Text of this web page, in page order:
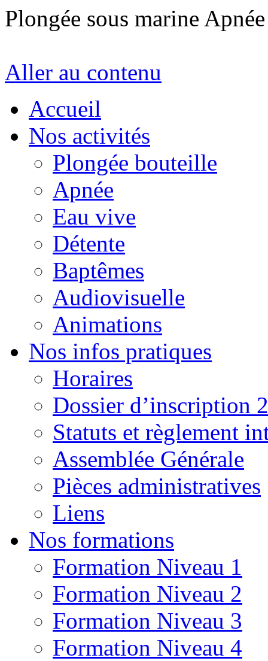
Plongée sous marine
Aller au contenu
Accueil
Nos activités
Plongée bouteille
Apnée
Eau vive
Détente
Baptêmes
Audiovisuelle
Animations
Nos infos pratiques
Horaires
Dossier d’inscription
Statuts et règlement
Assemblée Générale
Pièces administratives
Liens
Nos formations
Formation Niveau 1
Formation Niveau 2
Formation Niveau 3
Formation Niveau 4